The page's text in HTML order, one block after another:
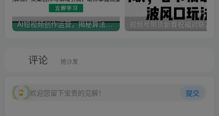
AI短视频创作运营，揭秘算法、文案创作与私域引流，助你掌握流量密码
评论 抢沙发
欢迎您留下宝贵的见解！ 提交